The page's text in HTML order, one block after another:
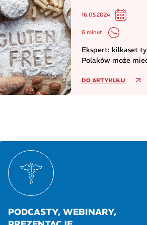
16.05.2024
6 minut
Ekspert: kilkaset
Polaków może
DO ARTYKUŁU
PODCASTY, WEBINARY,